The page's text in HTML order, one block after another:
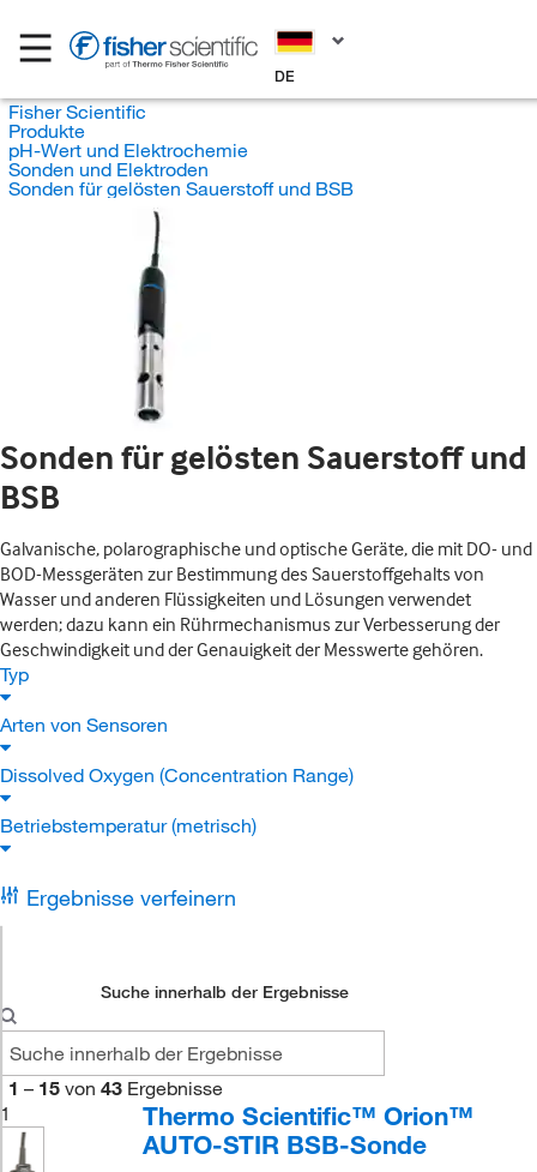
DE
Fisher Scientific
Produkte
pH-Wert und Elektrochemie
Sonden und Elektroden
Sonden für gelösten Sauerstoff und BSB
Sonden für gelösten Sauerstoff und
BSB
Galvanische, polarographische und optische Geräte, die mit DO- und
BOD-Messgeräten zur Bestimmung des Sauerstoffgehalts von
Wasser und anderen Flüssigkeiten und Lösungen verwendet
werden; dazu kann ein Rührmechanismus zur Verbesserung der
Geschwindigkeit und der Genauigkeit der Messwerte gehören.
Typ
Arten von Sensoren
Dissolved Oxygen (Concentration Range)
Betriebstemperatur (metrisch)
Ergebnisse verfeinern
Suche innerhalb der Ergebnisse
1 – 15 von 43 Ergebnisse
1
Thermo Scientific™ Orion™
AUTO-STIR BSB-Sonde